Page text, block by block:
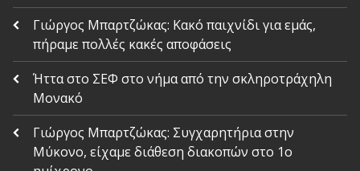
Γιώργος Μπαρτζώκας: Κακό παιχνίδι για εμάς,
πήραμε πολλές κακές αποφάσεις
Ήττα στο ΣΕΦ στο νήμα από την σκληροτράχηλη
Μονακό
Γιώργος Μπαρτζώκας: Συγχαρητήρια στην
Μύκονο, είχαμε διάθεση διακοπών στο 1ο